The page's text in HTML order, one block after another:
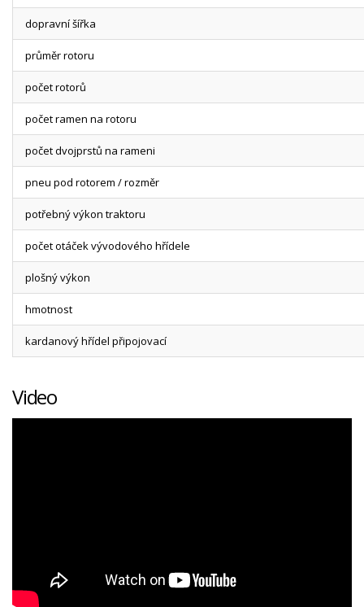
dopravní šířka
průměr rotoru
počet rotorů
počet ramen na rotoru
počet dvojprstů na rameni
pneu pod rotorem / rozměr
potřebný výkon traktoru
počet otáček vývodového hřídele
plošný výkon
hmotnost
kardanový hřídel připojovací
Video